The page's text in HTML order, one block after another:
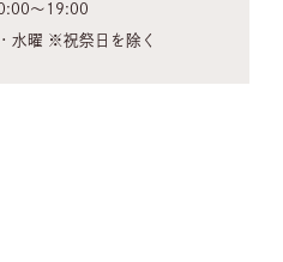
〜19:00
水曜 ※祝祭日を除く